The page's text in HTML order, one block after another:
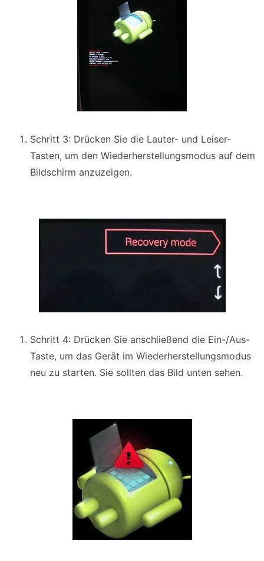
Schritt 3: Drücken Sie die Lauter- und Leiser-
Tasten, um den Wiederherstellungsmodus auf dem
Bildschirm anzuzeigen.
Schritt 4: Drücken Sie anschließend die Ein-/Aus-
Taste, um das Gerät im Wiederherstellungsmodus
neu zu starten. Sie sollten das Bild unten sehen.